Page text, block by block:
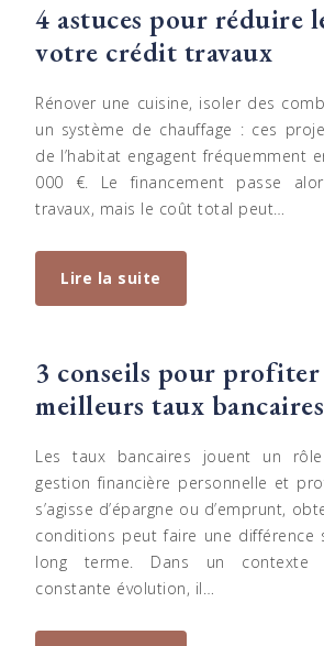
4 astuces pour réduire
votre crédit travaux
Rénover une cuisine, isoler des
un système de chauffage : ces
de l’habitat engagent fréquemment
000 €. Le financement passe
travaux, mais le coût total peut…
Lire la suite
3 conseils pour profiter
meilleurs taux bancaires
Les taux bancaires jouent un
gestion financière personnelle et
s’agisse d’épargne ou d’emprunt,
conditions peut faire une différence
long terme. Dans un contexte
constante évolution, il…